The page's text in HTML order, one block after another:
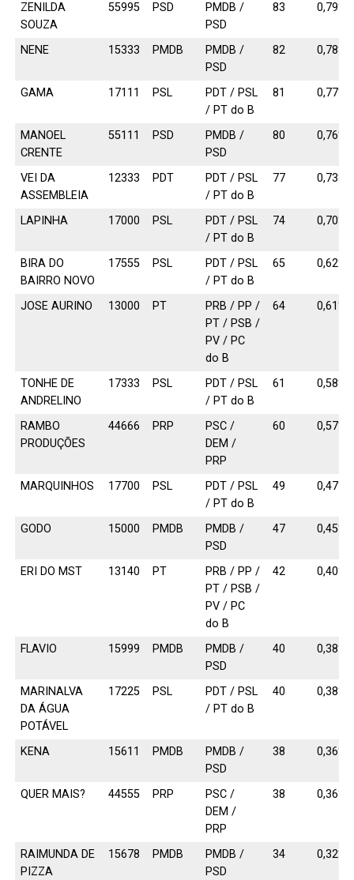
ZENILDA
SOUZA
55995 PSD
PMDB /
PSD
83 0,79%
NENE 15333 PMDB
PMDB /
PSD
82 0,78%
GAMA 17111 PSL
PDT / PSL
/ PT do B
81 0,77%
MANOEL
CRENTE
55111 PSD
PMDB /
PSD
80 0,76%
VEI DA
ASSEMBLEIA
12333 PDT
PDT / PSL
/ PT do B
77 0,73%
LAPINHA 17000 PSL
PDT / PSL
/ PT do B
74 0,70%
BIRA DO
BAIRRO NOVO
17555 PSL
PDT / PSL
/ PT do B
65 0,62%
JOSE AURINO 13000 PT
PRB / PP /
PT / PSB /
PV / PC
do B
64 0,61%
TONHE DE
ANDRELINO
17333 PSL
PDT / PSL
/ PT do B
61 0,58%
RAMBO
PRODUÇÕES
44666 PRP
PSC /
DEM /
PRP
60 0,57%
MARQUINHOS 17700 PSL
PDT / PSL
/ PT do B
49 0,47%
GODO 15000 PMDB
PMDB /
PSD
47 0,45%
ERI DO MST 13140 PT
PRB / PP /
PT / PSB /
PV / PC
do B
42 0,40%
FLAVIO 15999 PMDB
PMDB /
PSD
40 0,38%
MARINALVA
DA ÁGUA
POTÁVEL
17225 PSL
PDT / PSL
/ PT do B
40 0,38%
KENA 15611 PMDB
PMDB /
PSD
38 0,36%
QUER MAIS? 44555 PRP
PSC /
DEM /
PRP
38 0,36%
RAIMUNDA DE
PIZZA
15678 PMDB
PMDB /
PSD
34 0,32%